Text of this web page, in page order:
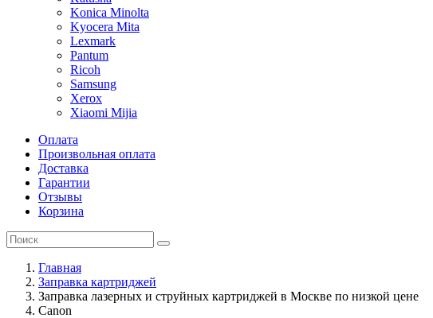
Konica Minolta
Kyocera Mita
Lexmark
Pantum
Ricoh
Samsung
Xerox
Xiaomi Mijia
Оплата
Произвольная оплата
Доставка
Гарантии
Отзывы
Корзина
Главная
Заправка картриджей
Заправка лазерных и струйных картриджей в Москве по низкой цене
Canon